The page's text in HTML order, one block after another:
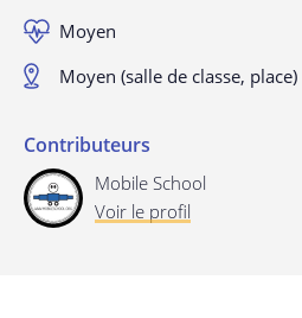
Moyen
Moyen (salle de classe, place)
Contributeurs
Mobile School
Voir le profil
Mise à jour de
privée.
Dernière mise à jour: 24/08/2019